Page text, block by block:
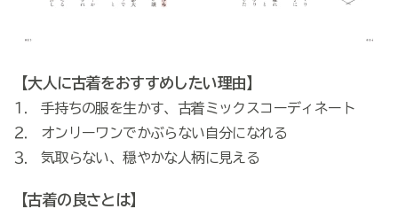
【大人に古着をおすすめしたい理由】
⒈ 手持ちの服を生かす、古着ミックスコーディネート
⒉ オンリーワンでかぶらない自分になれる
⒊ 気取らない、穏やかな人柄に見える
【古着の良さとは】